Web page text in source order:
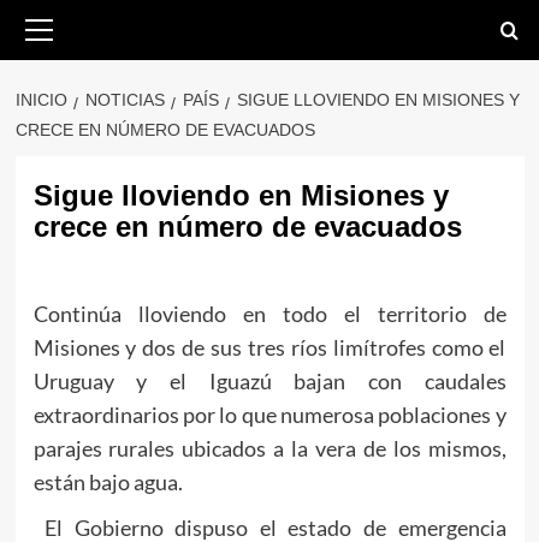
Saltar
primario
INICIO NOTICIAS PAÍS
SIGUE LLOVIENDO EN MISIONES Y
CRECE EN NÚMERO DE EVACUADOS
Sigue lloviendo en Misiones y
crece en número de evacuados
Continúa lloviendo en todo el territorio de
Misiones y dos de sus tres ríos limítrofes como el
Uruguay y el Iguazú bajan con caudales
extraordinarios por lo que numerosa poblaciones y
parajes rurales ubicados a la vera de los mismos,
están bajo agua.
El Gobierno dispuso el estado de emergencia